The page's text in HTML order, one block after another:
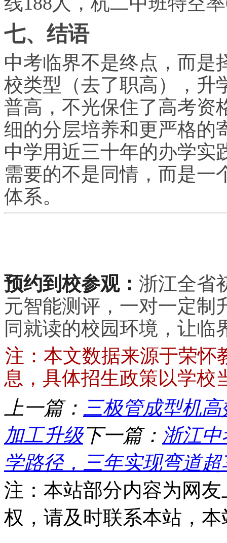
七、结语
中考临界不是终点，而是
校类型（去了职高），升
普高，不光保住了高考资
细的分层培养和更严格的
中学用近三十年的办学实
需要的不是同情，而是一
体系。
预约到校参观： 浙江全省
元智能测评，一对一定制
同就读的校园环境，让临
注：本文数据来源于荣怀
息，具体招生政策以学校
上一篇： 三极管成型机
加工升级下一篇： 浙江
学路径，三年实现弯道超
注：本站部分内容为网
权，请及时联系本站，